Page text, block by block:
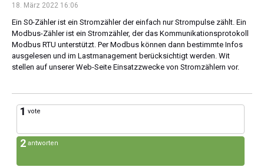
18. März 2022 16:06
Ein S0-Zähler ist ein Stromzähler der einfach nur Strompulse zählt. Ein
Modbus-Zähler ist ein Stromzähler, der das Kommunikationsprotokoll
Modbus RTU unterstützt. Per Modbus können dann bestimmte Infos
ausgelesen und im Lastmanagement berücksichtigt werden. Wit
stellen auf unserer Web-Seite Einsatzzwecke von Stromzählern vor.
1 vote
2 antworten